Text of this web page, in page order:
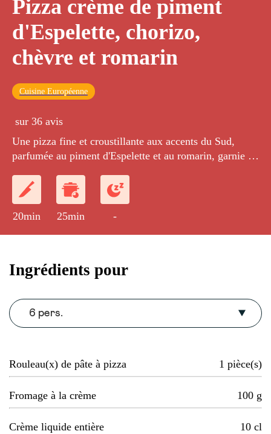
Pizza crème de piment
d'Espelette, chorizo,
chèvre et romarin
Cuisine Européenne
sur 36 avis
Une pizza fine et croustillante aux accents du Sud,
parfumée au piment d'Espelette et au romarin, garnie de
20min 25min -
Ingrédients pour
6 pers.
Rouleau(x) de pâte à pizza 1 pièce(s)
Fromage à la crème 100 g
Crème liquide entière 10 cl